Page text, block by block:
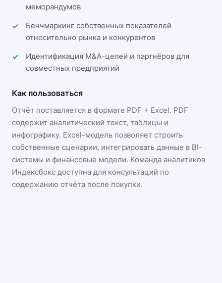
меморандумов
Бенчмаркинг собственных показателей
относительно рынка и конкурентов
Идентификация M&A-целей и партнёров для
совместных предприятий
Как пользоваться
Отчёт поставляется в формате PDF + Excel. PDF
содержит аналитический текст, таблицы и
инфографику. Excel-модель позволяет строить
собственные сценарии, интегрировать данные в BI-
системы и финансовые модели. Команда аналитиков
Индексбокс доступна для консультаций по
содержанию отчёта после покупки.